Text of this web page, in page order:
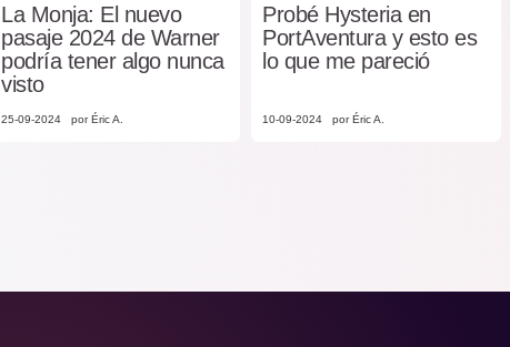
La Monja: El nuevo
pasaje 2024 de Warner
podría tener algo nunca
visto
25-09-2024 por Éric A.
Probé Hysteria en
PortAventura y esto es
lo que me pareció
10-09-2024 por Éric A.